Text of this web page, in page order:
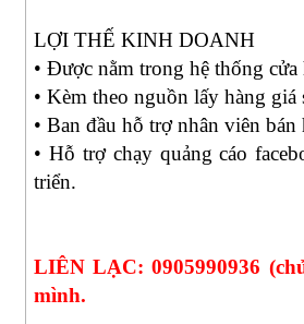
LỢI THẾ KINH DOANH
• Được nằm trong hệ thống
• Kèm theo nguồn lấy hàng
• Ban đầu hỗ trợ nhân viên bán
• Hỗ trợ chạy quảng cáo
triển.
LIÊN LẠC: 0905990936
mình.